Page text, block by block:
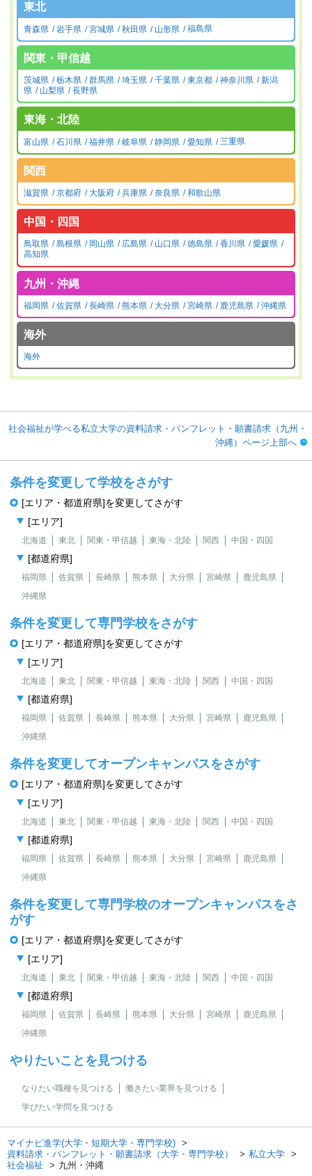
東北
青森県 岩手県 宮城県 秋田県 山形県 福島県
関東・甲信越
茨城県 栃木県 群馬県 埼玉県 千葉県 東京都 神奈川県
新潟
県
山梨県 長野県
東海・北陸
富山県 石川県 福井県 岐阜県 静岡県 愛知県 三重県
関西
滋賀県 京都府 大阪府 兵庫県 奈良県 和歌山県
中国・四国
鳥取県 島根県 岡山県 広島県 山口県 徳島県 香川県
愛媛県
高知県
九州・沖縄
福岡県 佐賀県 長崎県 熊本県 大分県 宮崎県 鹿児島県 沖縄県
海外
海外
社会福祉が学べる私立大学の資料請求・パンフレット・願書請求（九州・
沖縄）ページ上部へ
条件を変更して学校をさがす
[エリア・都道府県]を変更してさがす
[エリア]
北海道 東北 関東・甲信越 東海・北陸 関西 中国・四国
[都道府県]
福岡県 佐賀県 長崎県 熊本県 大分県 宮崎県
鹿児島県
沖縄県
条件を変更して専門学校をさがす
[エリア・都道府県]を変更してさがす
[エリア]
北海道 東北 関東・甲信越 東海・北陸 関西 中国・四国
[都道府県]
福岡県 佐賀県 長崎県 熊本県 大分県 宮崎県
鹿児島県
沖縄県
条件を変更してオープンキャンパスをさがす
[エリア・都道府県]を変更してさがす
[エリア]
北海道 東北 関東・甲信越 東海・北陸 関西 中国・四国
[都道府県]
福岡県 佐賀県 長崎県 熊本県 大分県 宮崎県
鹿児島県
沖縄県
条件を変更して専門学校のオープンキャンパスをさ
がす
[エリア・都道府県]を変更してさがす
[エリア]
北海道 東北 関東・甲信越 東海・北陸 関西 中国・四国
[都道府県]
福岡県 佐賀県 長崎県 熊本県 大分県 宮崎県
鹿児島県
沖縄県
やりたいことを見つける
なりたい職種を見つける
働きたい業界を見つける
学びたい学問を見つける
マイナビ進学(大学・短期大学・専門学校)
資料請求・パンフレット・願書請求（大学・専門学校）
私立大学
社会福祉
九州・沖縄